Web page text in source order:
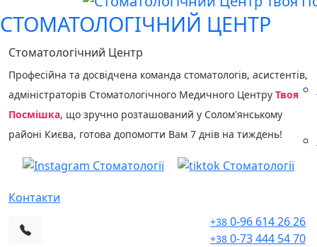
СТОМАТОЛОГІЧНИЙ ЦЕНТР
КОНСУЛЬТАЦІЯ
Стоматологічний Центр
Професійна та досвідчена команда стоматологів, асистентів,
адміністраторів Стоматологічного Медичного Центру Твоя
Посмішка, що зручно розташований у Солом'янському
районі Києва, готова допомогти Вам 7 днів на тиждень!
Контакти
+38 0-96 614 26 26
+38 0-73 444 54 70